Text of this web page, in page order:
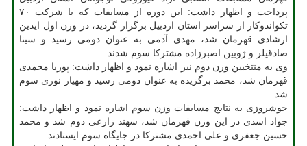
پرداخت و اظهار داشت: این دوره از مسابقات که با شرکت ۷۰
تکواندوکار از سراسر استان اردبیل برگزار گردید، در وزن اول ایدین
ارشادی قهرمان شد، مهدی آدمی به عنوان دومی رسید و سینا
صادقیلر و ژوبین اصبرزاده مشترکا سوم شدند.
وی به منتخبین وزن دوم نیز اشاره نمود و اظهار داشت: پوریا محمدی
قهرمان شد، محمد برگزیده به عنوان دومی رسید و مهیار نوری سوم
شد.
خوشروزی به نتایج مسابقات وزن سوم اشاره نمود و اظهار داشت:
جواد اسدی در این وزن قهرمان شد، سهند زارعی دوم شد و محمد
حسین جعفری و علی احمدی مشترکا در جایگاه سوم ایستادند.